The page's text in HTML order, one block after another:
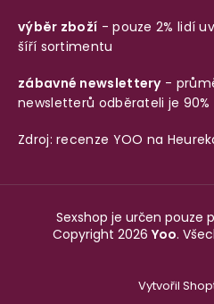
výběr zboží - pouze 2% lidí
šíří sortimentu
zábavné newslettery-
newsletterů odběrateli je 90%
Zdroj: recenze YOO na
Vytvořil
Sexshop je určen pouze
Copyright 2026 Yoo.